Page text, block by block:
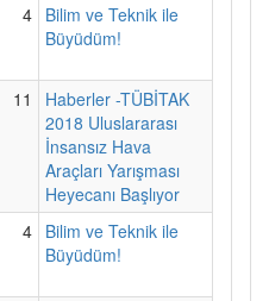
4 Bilim ve Teknik ile
Büyüdüm!
11
Haberler -TÜBİTAK
2018 Uluslararası
İnsansız Hava
Araçları Yarışması
Heyecanı Başlıyor
4 Bilim ve Teknik ile
Büyüdüm!